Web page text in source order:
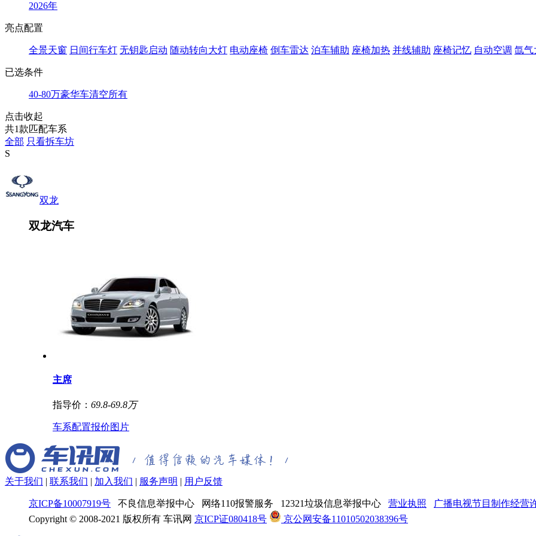
2026年
亮点配置
全景天窗 日间行车灯 无钥匙启动 随动转向大灯 电动座椅 倒车雷达 泊车辅助 座椅加热 并线辅助 座椅记忆 自动空调 氙气
已选条件
40-80万豪华车清空所有
点击收起
共1款匹配车系
全部 只看拆车坊
S
双龙
双龙汽车
主席
指导价： 69.8-69.8万
车系配置报价图片
关于我们 | 联系我们 | 加入我们 | 服务声明 | 用户反馈
京ICP备10007919号 不良信息举报中心 网络110报警服务 12321垃圾信息举报中心 营业执照
广播电视节目制作经营
Copyright © 2008-2021 版权所有 车讯网 京ICP证080418号 京公网安备11010502038396号